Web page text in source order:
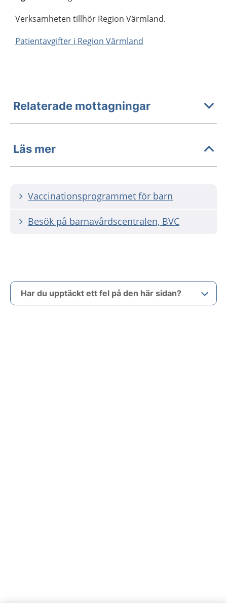
Verksamheten tillhör Region Värmland.
Patientavgifter i Region Värmland
Relaterade mottagningar
Läs mer
Vaccinationsprogrammet för barn
Besök på barnavårdscentralen, BVC
Har du upptäckt ett fel på den här sidan?